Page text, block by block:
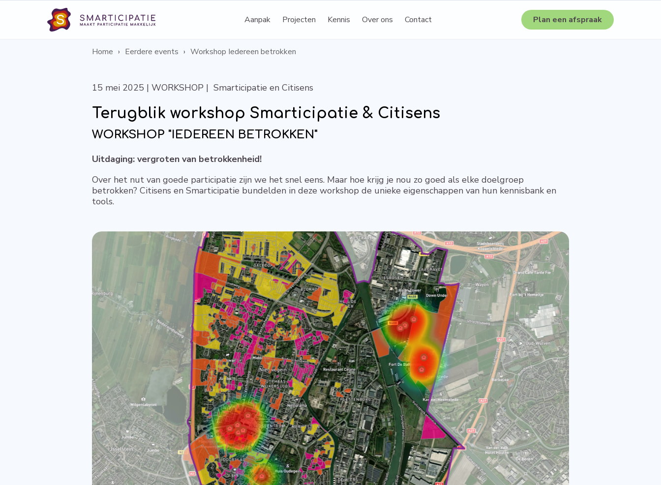
Aanpak Projecten Kennis Over ons Contact Plan een afspraak
Home Eerdere events Workshop Iedereen betrokken
15 mei 2025 | WORKSHOP | Smarticipatie en Citisens
Terugblik workshop Smarticipatie & Citisens
WORKSHOP "IEDEREEN BETROKKEN"
Uitdaging: vergroten van betrokkenheid!
Over het nut van goede participatie zijn we het snel eens. Maar hoe krijg je nou zo goed als elke doelgroep
betrokken? Citisens en Smarticipatie bundelden in deze workshop de unieke eigenschappen van hun kennisbank en
tools.